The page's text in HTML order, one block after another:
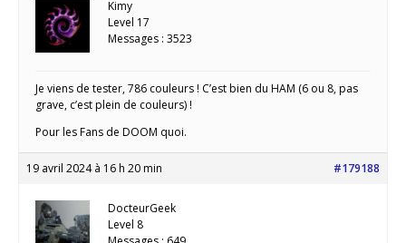
Kimy
Level 17
Messages : 3523
Je viens de tester, 786 couleurs ! C’est bien du HAM (6 ou 8, pas
grave, c’est plein de couleurs) !
Pour les Fans de DOOM quoi.
19 avril 2024 à 16 h 20 min #179188
DocteurGeek
Level 8